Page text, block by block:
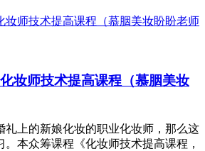
妆师技术提高课程（慕胭美妆
礼上的新娘化妆的职业化妆师，那么这
本众筹课程《化妆师技术提高课程，